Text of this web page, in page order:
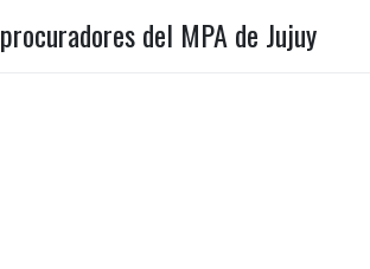
del MPA de Jujuy